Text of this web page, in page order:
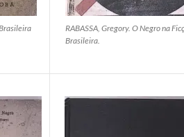
RABASSA, Gregory. O Negro na
Brasileira.